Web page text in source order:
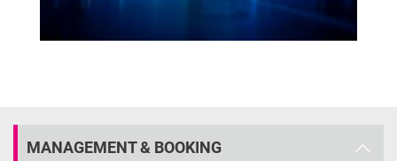
MANAGEMENT & BOOKING